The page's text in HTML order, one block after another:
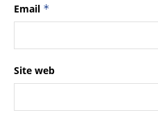
Email *
Site web